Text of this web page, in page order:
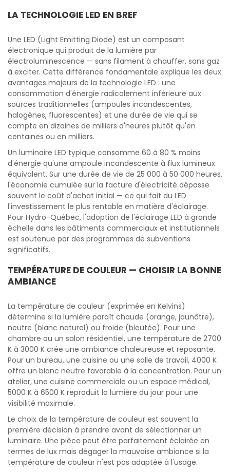
LA TECHNOLOGIE LED EN BREF
Une LED (Light Emitting Diode) est un composant
électronique qui produit de la lumière par
électroluminescence — sans filament à chauffer, sans gaz
à exciter. Cette différence fondamentale explique les deux
avantages majeurs de la technologie LED : une
consommation d'énergie radicalement inférieure aux
sources traditionnelles (ampoules incandescentes,
halogènes, fluorescentes) et une durée de vie qui se
compte en dizaines de milliers d'heures plutôt qu'en
centaines ou en milliers.
Un luminaire LED typique consomme 60 à 80 % moins
d'énergie qu'une ampoule incandescente à flux lumineux
équivalent. Sur une durée de vie de 25 000 à 50 000 heures,
l'économie cumulée sur la facture d'électricité dépasse
souvent le coût d'achat initial — ce qui fait du LED
l'investissement le plus rentable en matière d'éclairage.
Pour Hydro-Québec, l'adoption de l'éclairage LED à grande
échelle dans les bâtiments commerciaux et institutionnels
est soutenue par des programmes de subventions
significatifs.
TEMPÉRATURE DE COULEUR — CHOISIR LA BONNE
AMBIANCE
La température de couleur (exprimée en Kelvins)
détermine si la lumière paraît chaude (orange, jaunâtre),
neutre (blanc naturel) ou froide (bleutée). Pour une
chambre ou un salon résidentiel, une température de 2700
K à 3000 K crée une ambiance chaleureuse et reposante.
Pour un bureau, une cuisine ou une salle de travail, 4000 K
offre un blanc neutre favorable à la concentration. Pour un
atelier, une cuisine commerciale ou un espace médical,
5000 K à 6500 K reproduit la lumière du jour pour une
visibilité maximale.
Le choix de la température de couleur est souvent la
première décision à prendre avant de sélectionner un
luminaire. Une pièce peut être parfaitement éclairée en
termes de lux mais dégager la mauvaise ambiance si la
température de couleur n'est pas adaptée à l'usage.